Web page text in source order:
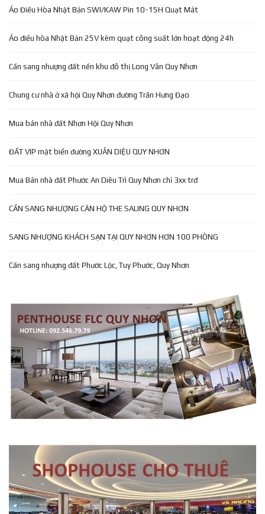
Áo Điều Hòa Nhật Bản SWI/KAW Pin 10-15H Quạt Mát
Áo điều hòa Nhật Bản 25V kèm quạt công suất lớn hoạt động 24h
Cần sang nhượng đất nền khu đô thị Long Vân Quy Nhơn
Chung cư nhà ở xã hội Quy Nhơn đường Trần Hưng Đạo
Mua bán nhà đất Nhơn Hội Quy Nhơn
ĐẤT VIP mặt biển đường XUÂN DIỆU QUY NHƠN
Mua Bán nhà đất Phước An Diêu Trì Quy Nhơn chỉ 3xx trđ
CẦN SANG NHƯỢNG CĂN HỘ THE SALING QUY NHƠN
SANG NHƯỢNG KHÁCH SẠN TẠI QUY NHƠN HƠN 100 PHÒNG
Cần sang nhượng đất Phước Lộc, Tuy Phước, Quy Nhơn